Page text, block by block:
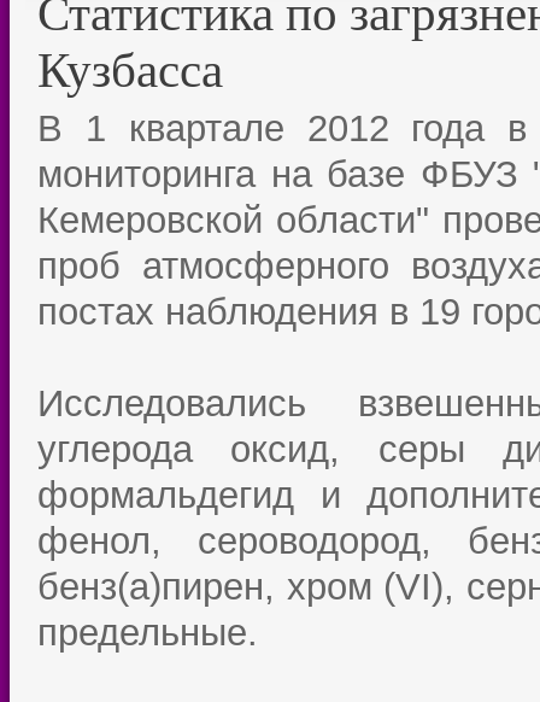
Статистика по
Кузбасса
В 1 квартале 2012 года в
мониторинга на базе ФБУЗ
Кемеровской области"
проб атмосферного
постах наблюдения в 19
Исследовались
углерода оксид, серы
формальдегид и
фенол, сероводород,
бенз(а)пирен, хром (VI),
предельные.